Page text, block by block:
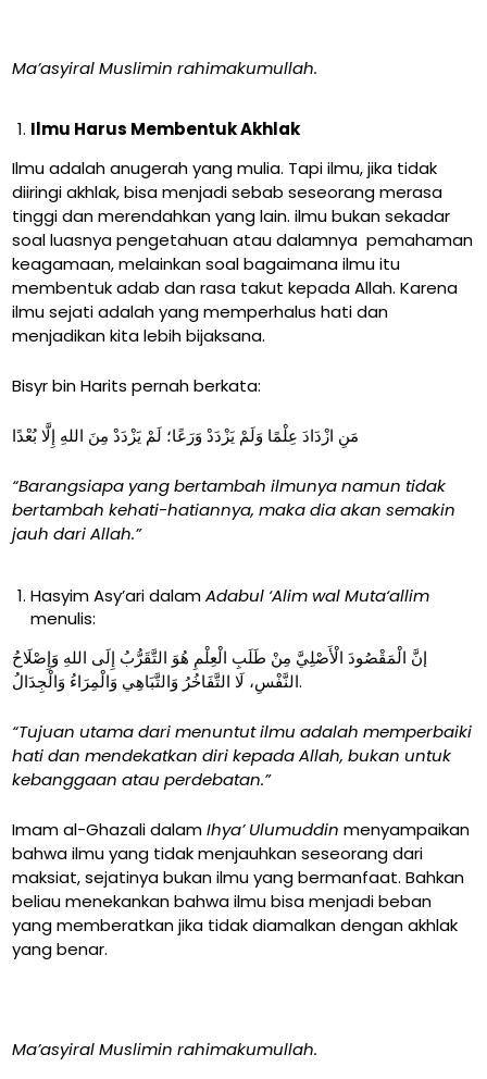
Ma’asyiral Muslimin rahimakumullah.
Ilmu Harus Membentuk Akhlak
Ilmu adalah anugerah yang mulia. Tapi ilmu, jika tidak
diiringi akhlak, bisa menjadi sebab seseorang merasa
tinggi dan merendahkan yang lain. ilmu bukan sekadar
soal luasnya pengetahuan atau dalamnya pemahaman
keagamaan, melainkan soal bagaimana ilmu itu
membentuk adab dan rasa takut kepada Allah. Karena
ilmu sejati adalah yang memperhalus hati dan
menjadikan kita lebih bijaksana.
Bisyr bin Harits pernah berkata:
مَنِ ازْدَادَ عِلْمًا وَلَمْ يَزْدَدْ وَرَعًا؛ لَمْ يَزْدَدْ مِنَ اللهِ إِلَّا بُعْدًا
“Barangsiapa yang bertambah ilmunya namun tidak
bertambah kehati-hatiannya, maka dia akan semakin
jauh dari Allah.”
Hasyim Asy’ari dalamAdabul ‘Alim wal Muta‘allim
menulis:
إنَّ الْمَقْصُودَ الْأَصْلِيَّ مِنْ طَلَبِ الْعِلْمِ هُوَ التَّقَرُّبُ إِلَى اللهِ وَإِصْلَاحُ
النَّفْسِ، لَا التَّفَاخُرُ وَالتَّبَاهِي وَالْمِرَاءُ وَالْجِدَالُ.
“Tujuan utama dari menuntut ilmu adalah memperbaiki
hati dan mendekatkan diri kepada Allah, bukan untuk
kebanggaan atau perdebatan.”
Imam al-Ghazali dalamIhya’ Ulumuddin menyampaikan
bahwa ilmu yang tidak menjauhkan seseorang dari
maksiat, sejatinya bukan ilmu yang bermanfaat. Bahkan
beliau menekankan bahwa ilmu bisa menjadi beban
yang memberatkan jika tidak diamalkan dengan akhlak
yang benar.
Ma’asyiral Muslimin rahimakumullah.